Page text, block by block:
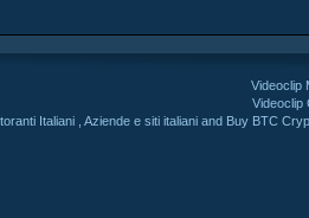
Videoclip
Videoclip
Italiani ,Aziende e siti italiani and Buy BTC